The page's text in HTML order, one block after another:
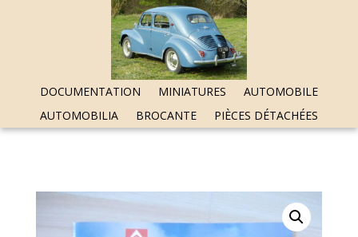
DOCUMENTATION MINIATURES
AUTOMOBILE
AUTOMOBILIA
BROCANTE PIÈCES DÉTACHÉES